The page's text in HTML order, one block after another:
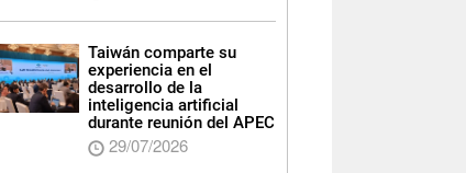
Taiwán comparte su
experiencia en el
desarrollo de la
inteligencia artificial
durante reunión del APEC
29/07/2026